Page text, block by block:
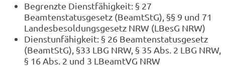
Begrenzte Dienstfähigkeit: § 27
Beamtenstatusgesetz (BeamtStG), §§ 9 und 71
Landesbesoldungsgesetz NRW (LBesG NRW)
Dienstunfähigkeit: § 26 Beamtenstatusgesetz
(BeamtStG), §33 LBG NRW, § 35 Abs. 2 LBG NRW,
§ 16 Abs. 2 und 3 LBeamtVG NRW